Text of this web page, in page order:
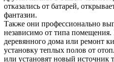
отказались от батарей,
фантазии.
Также они профессионально
независимо от типа помещения.
деревянного дома или ремонт
установку теплых полов от
или установят новый источник